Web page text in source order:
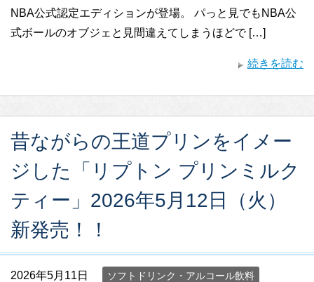
NBA公式認定エディションが登場。 パっと見でもNBA公
式ボールのオブジェと見間違えてしまうほどで […]
続きを読む
昔ながらの王道プリンをイメー
ジした「リプトン プリンミルク
ティー」2026年5月12日（火）
新発売！！
2026年5月11日 ソフトドリンク・アルコール飲料